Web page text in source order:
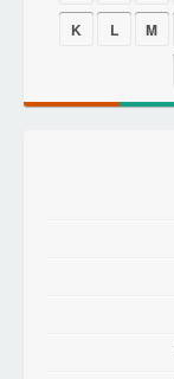
K
L M